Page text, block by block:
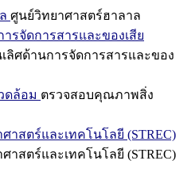
ศูนย์วิทยาศาสตร์ฮาลาล
รจัดการสารและของเสีย
ลิศด้านการจัดการสารและของ
ดล้อม ตรวจสอบคุณภาพสิ่ง
าสตร์และเทคโนโลยี (STREC)
าสตร์และเทคโนโลยี (STREC)